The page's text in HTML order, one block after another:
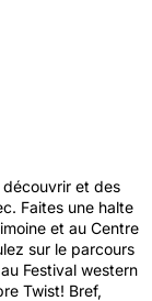
et des
Faites une halte
et au Centre
sur le parcours
Festival western
Twist! Bref,